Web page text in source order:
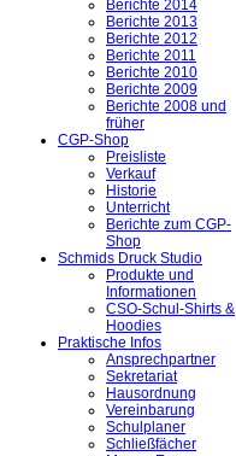
Berichte 2014
Berichte 2013
Berichte 2012
Berichte 2011
Berichte 2010
Berichte 2009
Berichte 2008 und
früher
CGP-Shop
Preisliste
Verkauf
Historie
Unterricht
Berichte zum CGP-
Shop
Schmids Druck Studio
Produkte und
Informationen
CSO-Schul-Shirts &
Hoodies
Praktische Infos
Ansprechpartner
Sekretariat
Hausordnung
Vereinbarung
Schulplaner
Schließfächer